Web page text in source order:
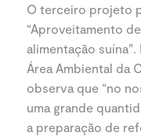
O terceiro projeto
“Aproveitamento
alimentação suína”.
Área Ambiental da
observa que “no
uma grande
a preparação de